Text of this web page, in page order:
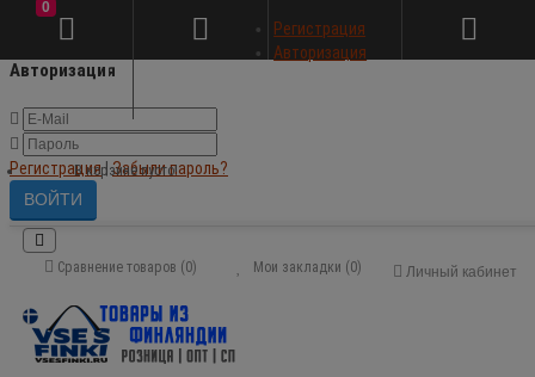
Авторизация
Регистрация|Забыли пароль?
Личный кабинет
Мои закладки (0)
Сравнение товаров (0)
Регистрация
Авторизация
0
В корзине пусто!